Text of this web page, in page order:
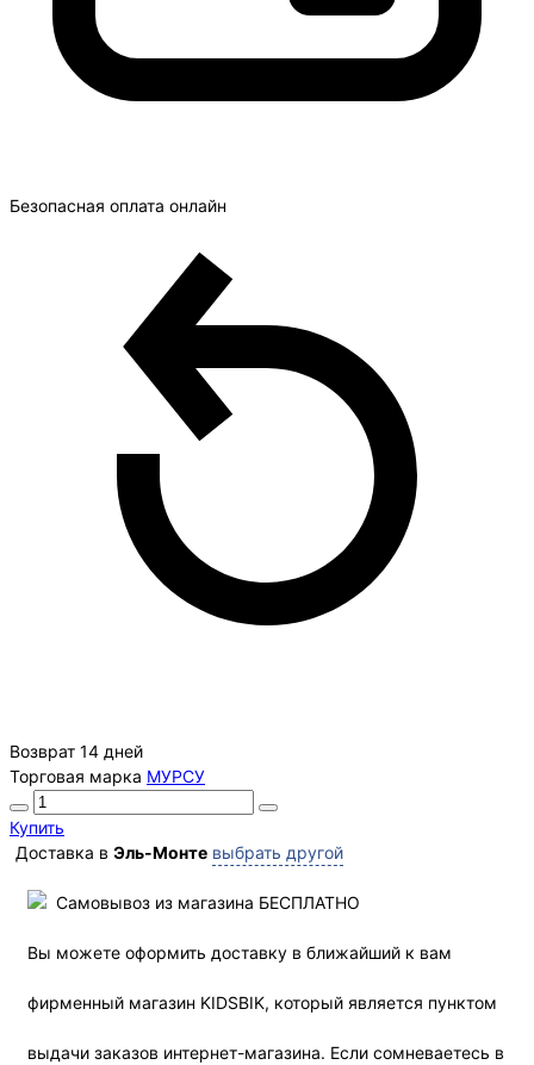
Безопасная оплата онлайн
Возврат 14 дней
Торговая марка МУРСУ
Купить
Доставка в Эль-Монте выбрать другой
Самовывоз из магазина БЕСПЛАТНО
Вы можете оформить доставку в ближайший к вам
фирменный магазин KIDSBIK, который является пунктом
выдачи заказов интернет-магазина. Если сомневаетесь в